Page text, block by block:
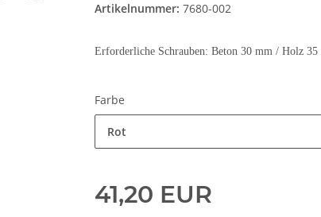
Artikelnummer: 7680-002
Erforderliche Schrauben: Beton 30 mm / Holz 35
Farbe
Rot
41,20 EUR